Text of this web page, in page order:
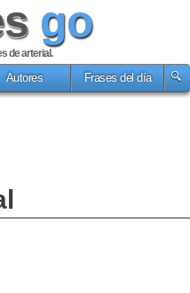
go
de arterial.
Autores Frases del día